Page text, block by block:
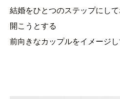
結婚をひとつのステップにし
開こうとする
前向きなカップルをイメージし